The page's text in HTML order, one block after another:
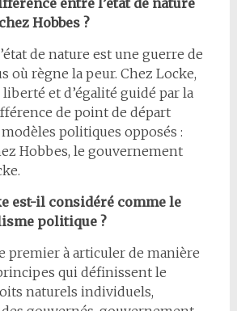
Hobbes ?
de nature est une guerre de
où règne la peur. Chez Locke,
liberté et d’égalité guidé par la
de point de départ
politiques opposés :
Hobbes, le gouvernement
est-il considéré comme le
politique ?
premier à articuler de manière
qui définissent le
naturels individuels,